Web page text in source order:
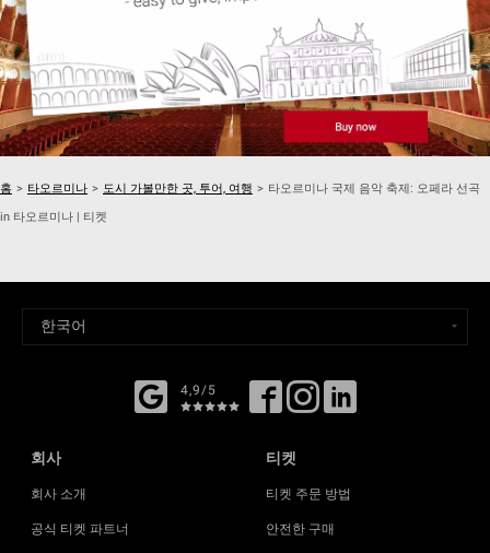
홈 > 타오르미나 > 도시 가볼만한 곳, 투어, 여행 > 타오르미나 국제 음악 축제: 오페라 선곡
in 타오르미나 | 티켓
4,9/5
회사
회사 소개
공식 티켓 파트너
티켓
티켓 주문 방법
안전한 구매